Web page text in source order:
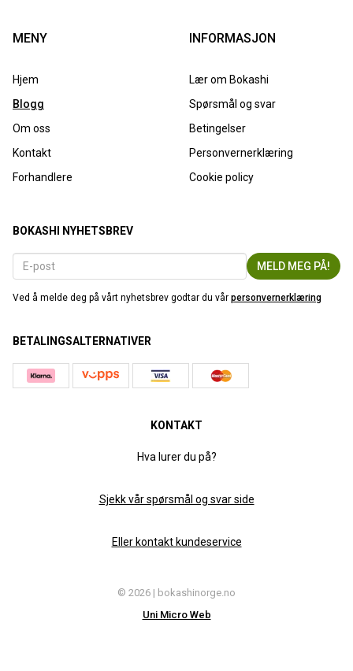
MENY
Hjem
Blogg
Om oss
Kontakt
Forhandlere
INFORMASJON
Lær om Bokashi
Spørsmål og svar
Betingelser
Personvernerklæring
Cookie policy
BOKASHI NYHETSBREV
Ved å melde deg på vårt nyhetsbrev godtar du vår personvernerklæring
BETALINGSALTERNATIVER
KONTAKT
Hva lurer du på?
Sjekk vår spørsmål og svar side
Eller kontakt kundeservice
© 2026 | bokashinorge.no
Uni Micro Web